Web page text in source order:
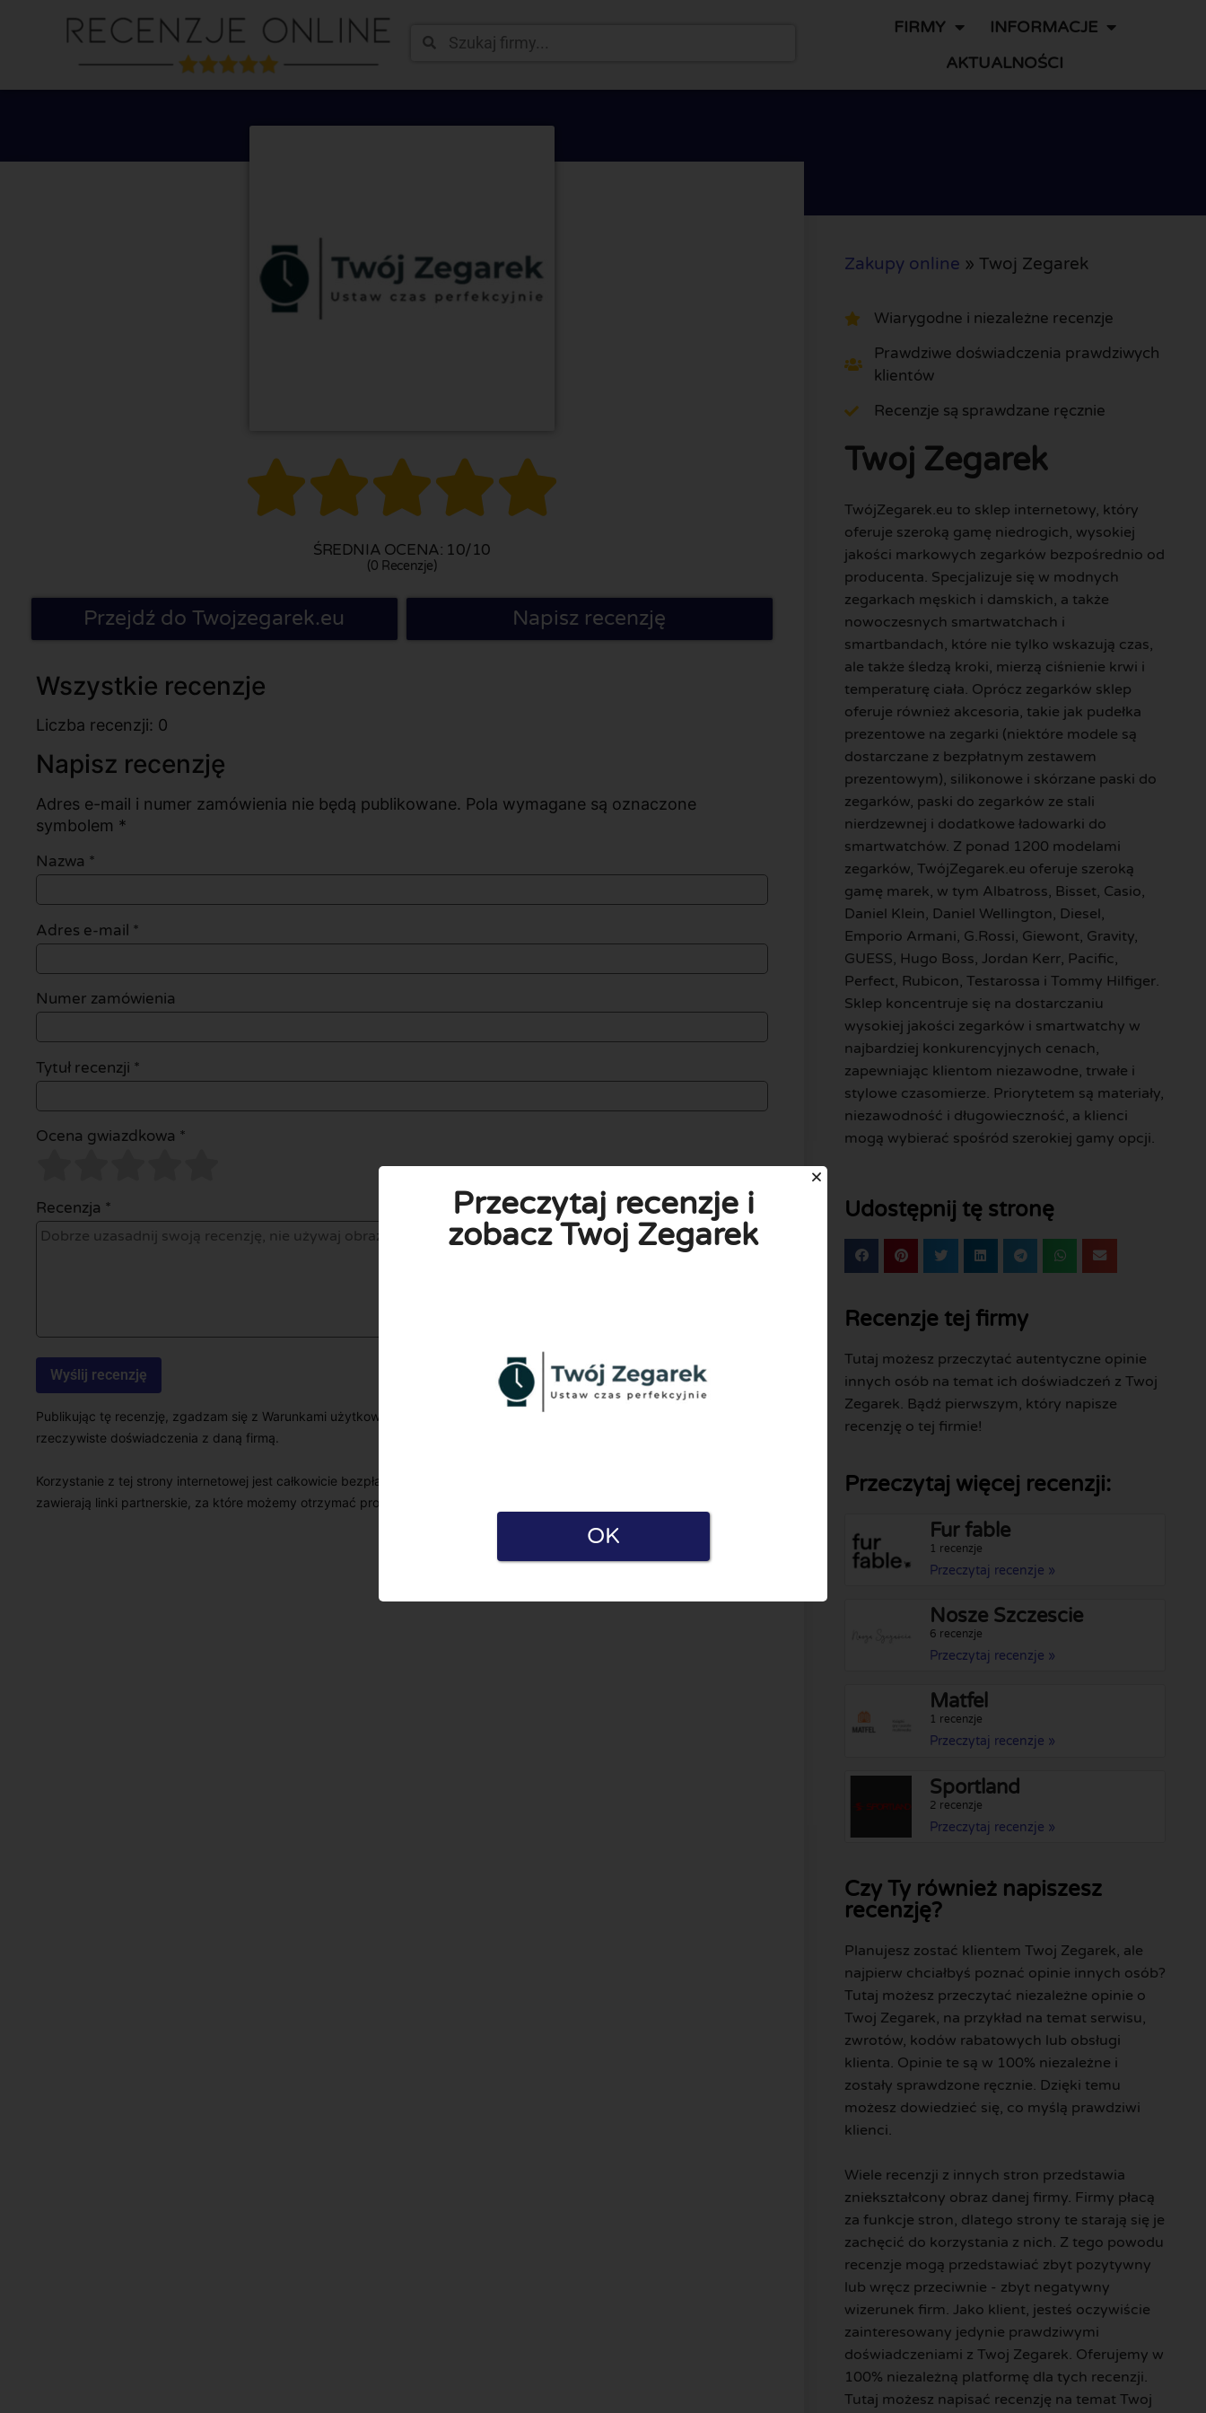
FIRMY
INFORMACJE
AKTUALNOŚCI

ŚREDNIA OCENA: 10/10
(0 Recenzje)
Przejdź do Twojzegarek.eu Napisz recenzję
Wszystkie recenzje
Liczba recenzji: 0
Napisz recenzję
Adres e-mail i numer zamówienia nie będą publikowane. Pola wymagane są oznaczone
symbolem *
Nazwa *
Adres e-mail *
Numer zamówienia
Tytuł recenzji *
Ocena gwiazdkowa *
Recenzja *
Publikując tę recenzję, zgadzam się z Warunkami użytkowania i Polityką prywatności. Oświadczam również, że mam
rzeczywiste doświadczenia z daną firmą.
Korzystanie z tej strony internetowej jest całkowicie bezpłatne zarówno dla firm, jak i użytkowników. Dlatego niektóre strony
zawierają linki partnerskie, za które możemy otrzymać prowizję.
Zakupy online » Twoj Zegarek
Wiarygodne i niezależne recenzje
Prawdziwe doświadczenia prawdziwych
klientów
Recenzje są sprawdzane ręcznie
Twoj Zegarek
TwójZegarek.eu to sklep internetowy, który
oferuje szeroką gamę niedrogich, wysokiej
jakości markowych zegarków bezpośrednio od
producenta. Specjalizuje się w modnych
zegarkach męskich i damskich, a także
nowoczesnych smartwatchach i
smartbandach, które nie tylko wskazują czas,
ale także śledzą kroki, mierzą ciśnienie krwi i
temperaturę ciała. Oprócz zegarków sklep
oferuje również akcesoria, takie jak pudełka
prezentowe na zegarki (niektóre modele są
dostarczane z bezpłatnym zestawem
prezentowym), silikonowe i skórzane paski do
zegarków, paski do zegarków ze stali
nierdzewnej i dodatkowe ładowarki do
smartwatchów. Z ponad 1200 modelami
zegarków, TwójZegarek.eu oferuje szeroką
gamę marek, w tym Albatross, Bisset, Casio,
Daniel Klein, Daniel Wellington, Diesel,
Emporio Armani, G.Rossi, Giewont, Gravity,
GUESS, Hugo Boss, Jordan Kerr, Pacific,
Perfect, Rubicon, Testarossa i Tommy Hilfiger.
Sklep koncentruje się na dostarczaniu
wysokiej jakości zegarków i smartwatchy w
najbardziej konkurencyjnych cenach,
zapewniając klientom niezawodne, trwałe i
stylowe czasomierze. Priorytetem są materiały,
niezawodność i długowieczność, a klienci
mogą wybierać spośród szerokiej gamy opcji.
Udostępnij tę stronę
Recenzje tej firmy
Tutaj możesz przeczytać autentyczne opinie
innych osób na temat ich doświadczeń z Twoj
Zegarek. Bądź pierwszym, który napisze
recenzję o tej firmie!
Przeczytaj więcej recenzji:
Fur fable
1 recenzje
Przeczytaj recenzje »
Nosze Szczescie
6 recenzje
Przeczytaj recenzje »
Matfel
1 recenzje
Przeczytaj recenzje »
Sportland
2 recenzje
Przeczytaj recenzje »
Czy Ty również napiszesz
recenzję?
Planujesz zostać klientem Twoj Zegarek, ale
najpierw chciałbyś poznać opinie innych osób?
Tutaj możesz przeczytać niezależne opinie o
Twoj Zegarek, na przykład na temat serwisu,
zwrotów, kodów rabatowych lub obsługi
klienta. Opinie te są w 100% niezależne i
zostały sprawdzone ręcznie. Dzięki temu
możesz dowiedzieć się, co myślą prawdziwi
klienci.
Wiele recenzji z innych stron przedstawia
zniekształcony obraz danej firmy. Firmy płacą
za funkcje stron, dlatego strony te starają się je
zachęcić do korzystania z nich. Z tego powodu
recenzje mogą przedstawiać zbyt pozytywny
lub wręcz przeciwnie - zbyt negatywny
wizerunek firm. Jako klient, jesteś oczywiście
zainteresowany jedynie prawdziwymi
doświadczeniami z Twoj Zegarek. Oferujemy w
100% niezależną platformę dla tych recenzji.
Tutaj możesz napisać recenzję na temat Twoj
Przeczytaj recenzje i
zobacz Twoj Zegarek
OK